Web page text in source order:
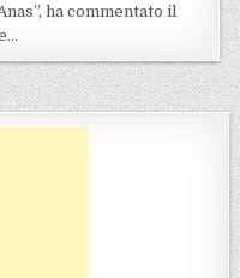
ha commentato il